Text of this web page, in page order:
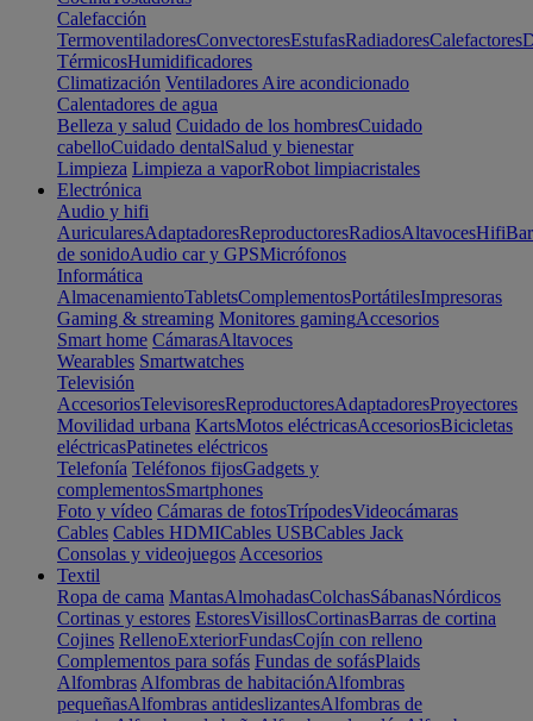
Calefacción
TermoventiladoresConvectoresEstufasRadiadoresCalefactores
TérmicosHumidificadores
Climatización Ventiladores Aire acondicionado
Calentadores de agua
Belleza y salud Cuidado de los hombresCuidado
cabelloCuidado dentalSalud y bienestar
Limpieza Limpieza a vaporRobot limpiacristales
Electrónica
Audio y hifi
AuricularesAdaptadoresReproductoresRadiosAltavocesHifi
de sonidoAudio car y GPSMicrófonos
Informática
AlmacenamientoTabletsComplementosPortátilesImpresoras
Gaming & streaming Monitores gamingAccesorios
Smart home CámarasAltavoces
Wearables Smartwatches
Televisión
AccesoriosTelevisoresReproductoresAdaptadoresProyectores
Movilidad urbana KartsMotos eléctricasAccesoriosBicicletas
eléctricasPatinetes eléctricos
Telefonía Teléfonos fijosGadgets y
complementosSmartphones
Foto y vídeo Cámaras de fotosTrípodesVideocámaras
Cables Cables HDMICables USBCables Jack
Consolas y videojuegos Accesorios
Textil
Ropa de cama MantasAlmohadasColchasSábanasNórdicos
Cortinas y estores EstoresVisillosCortinasBarras de cortina
Cojines RellenoExteriorFundasCojín con relleno
Complementos para sofás Fundas de sofásPlaids
Alfombras Alfombras de habitaciónAlfombras
pequeñasAlfombras antideslizantesAlfombras de